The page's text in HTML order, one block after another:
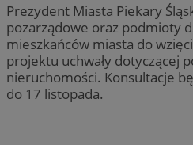
Prezydent Miasta Piekary
pozarządowe oraz podmioty
mieszkańców miasta do
projektu uchwały dotyczącej
nieruchomości. Konsultacje
do 17 listopada.